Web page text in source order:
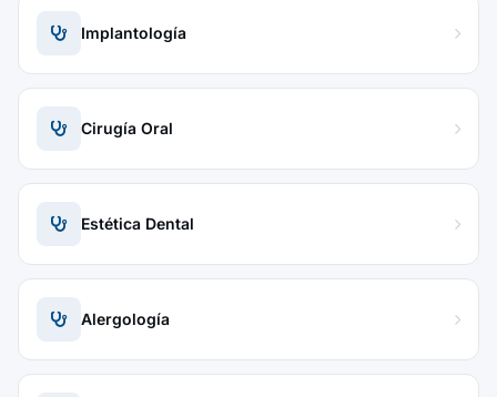
Implantología
Cirugía Oral
Estética Dental
Alergología